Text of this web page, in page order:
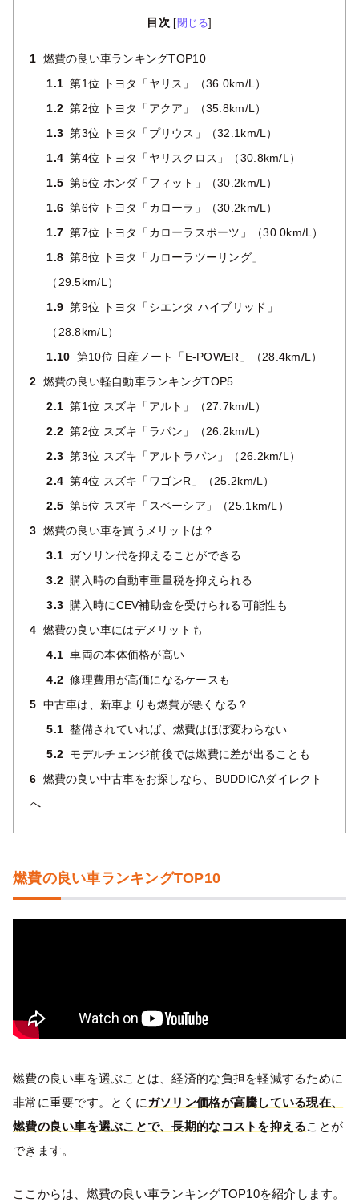
目次 [閉じる]
1 燃費の良い車ランキングTOP10
1.1 第1位 トヨタ「ヤリス」（36.0km/L）
1.2 第2位 トヨタ「アクア」（35.8km/L）
1.3 第3位 トヨタ「プリウス」（32.1km/L）
1.4 第4位 トヨタ「ヤリスクロス」（30.8km/L）
1.5 第5位 ホンダ「フィット」（30.2km/L）
1.6 第6位 トヨタ「カローラ」（30.2km/L）
1.7 第7位 トヨタ「カローラスポーツ」（30.0km/L）
1.8 第8位 トヨタ「カローラツーリング」
（29.5km/L）
1.9 第9位 トヨタ「シエンタ ハイブリッド」
（28.8km/L）
1.10 第10位 日産ノート「E-POWER」（28.4km/L）
2 燃費の良い軽自動車ランキングTOP5
2.1 第1位 スズキ「アルト」（27.7km/L）
2.2 第2位 スズキ「ラパン」（26.2km/L）
2.3 第3位 スズキ「アルトラパン」（26.2km/L）
2.4 第4位 スズキ「ワゴンR」（25.2km/L）
2.5 第5位 スズキ「スペーシア」（25.1km/L）
3 燃費の良い車を買うメリットは？
3.1 ガソリン代を抑えることができる
3.2 購入時の自動車重量税を抑えられる
3.3 購入時にCEV補助金を受けられる可能性も
4 燃費の良い車にはデメリットも
4.1 車両の本体価格が高い
4.2 修理費用が高価になるケースも
5 中古車は、新車よりも燃費が悪くなる？
5.1 整備されていれば、燃費はほぼ変わらない
5.2 モデルチェンジ前後では燃費に差が出ることも
6 燃費の良い中古車をお探しなら、BUDDICAダイレクト
へ
燃費の良い車ランキングTOP10
燃費の良い車を選ぶことは、経済的な負担を軽減するために
非常に重要です。とくに ガソリン価格が高騰している現在、
燃費の良い車を選ぶことで、長期的なコストを抑えることが
できます。
ここからは、燃費の良い車ランキングTOP10を紹介します。